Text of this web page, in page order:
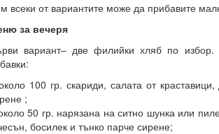
всеки от вариантите може да прибавите
за вечеря
вариант– две филийки хляб по
100 гр. скариди, салата от
;
50 гр. нарязана на ситно шунка или
босилек и тънко парче сирене;